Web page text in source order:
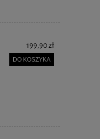
199,90 zł
DO KOSZYKA